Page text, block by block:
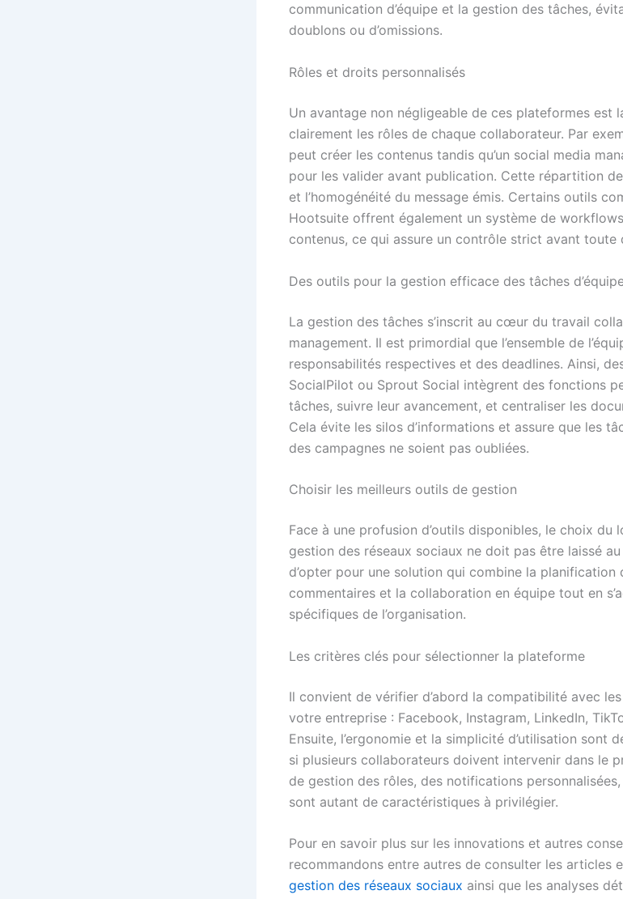
communication d’équipe et la gestion des tâches,
doublons ou d’omissions.
Rôles et droits personnalisés
Un avantage non négligeable de ces plateformes est
clairement les rôles de chaque collaborateur. Par
peut créer les contenus tandis qu’un social media
pour les valider avant publication. Cette répartition
et l’homogénéité du message émis. Certains outils
Hootsuite offrent également un système de
contenus, ce qui assure un contrôle strict avant toute
Des outils pour la gestion efficace des tâches
La gestion des tâches s’inscrit au cœur du travail
management. Il est primordial que l’ensemble de
responsabilités respectives et des deadlines. Ainsi,
SocialPilot ou Sprout Social intègrent des fonctions
tâches, suivre leur avancement, et centraliser les
Cela évite les silos d’informations et assure que les
des campagnes ne soient pas oubliées.
Choisir les meilleurs outils de gestion
Face à une profusion d’outils disponibles, le choix du
gestion des réseaux sociaux ne doit pas être laissé
d’opter pour une solution qui combine la planification
commentaires et la collaboration en équipe tout en
spécifiques de l’organisation.
Les critères clés pour sélectionner la plateforme
Il convient de vérifier d’abord la compatibilité avec
votre entreprise : Facebook, Instagram, LinkedIn,
Ensuite, l’ergonomie et la simplicité d’utilisation sont
si plusieurs collaborateurs doivent intervenir dans le
de gestion des rôles, des notifications
sont autant de caractéristiques à privilégier.
Pour en savoir plus sur les innovations et autres
recommandons entre autres de consulter les articles
gestion des réseaux sociaux ainsi que les analyses